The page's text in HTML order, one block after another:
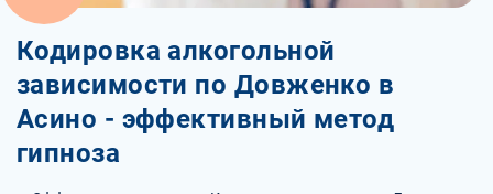
Кодировка алкогольной
зависимости по Довженко в
Асино - эффективный метод
гипноза